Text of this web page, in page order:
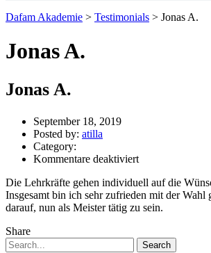
Dafam Akademie > Testimonials > Jonas A.
Jonas A.
Jonas A.
September 18, 2019
Posted by: Author
atilla
Category:
Kommentare deaktiviertfür
A.
Die Lehrkräfte gehen individuell auf die
Insgesamt bin ich sehr zufrieden mit der Wahl
darauf, nun als Meister tätig zu sein.
Share
Search